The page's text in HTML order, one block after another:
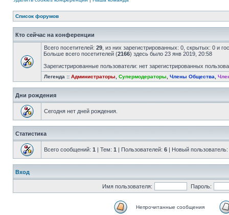
Список форумов
Кто сейчас на конференции
Всего посетителей: 29 , из них зарегистрированных: 0, скрытых: 0 и
Больше всего посетителей (2166) здесь было 23 янв 2019, 20:58
Зарегистрированные пользователи: нет зарегистрированных
Легенда :: Администраторы Супермодераторы Члены Общества
Дни рождения
Сегодня нет дней рождения.
Статистика
Всего сообщений: 1 | Тем: 1 | Пользователей: 6 | Новый пользователь:
Вход
Имя пользователя: Пароль:
Непрочитанные сообщения